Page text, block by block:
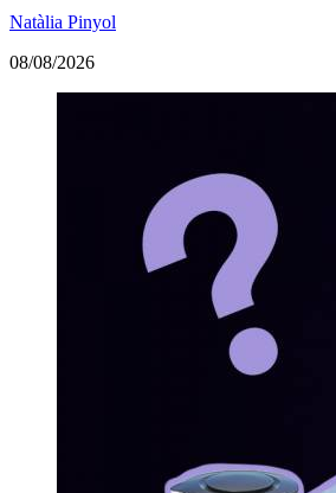
Natàlia Pinyol
08/08/2026